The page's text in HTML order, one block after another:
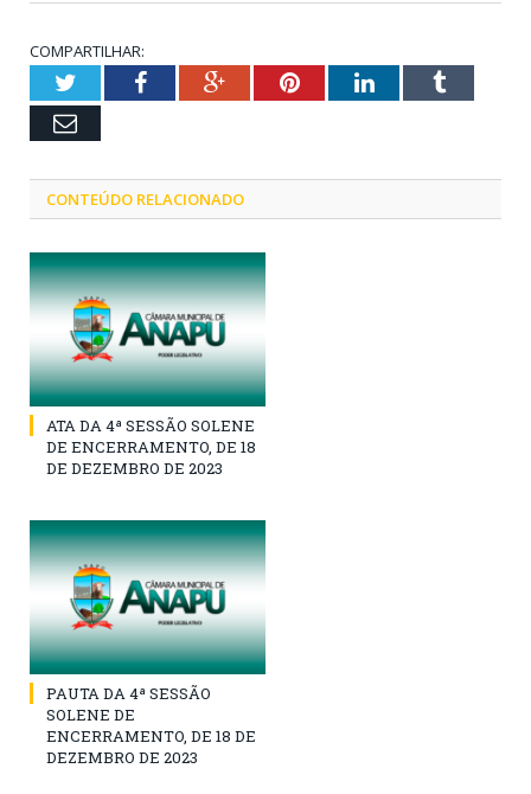
COMPARTILHAR:
TwitterFacebookGoogle+PinterestLinkedInTumblr
Email
CONTEÚDO RELACIONADO
ATA DA 4ª SESSÃO SOLENE
DE ENCERRAMENTO, DE 18
DE DEZEMBRO DE 2023
PAUTA DA 4ª SESSÃO
SOLENE DE
ENCERRAMENTO, DE 18 DE
DEZEMBRO DE 2023